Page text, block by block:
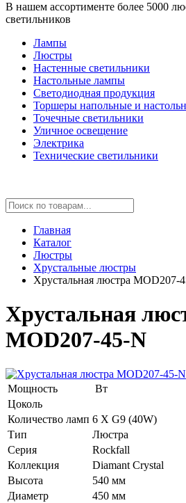
В нашем ассортименте более 5000
светильников
Лампы
Люстры
Настенные светильники
Настольные лампы
Светодиодная продукция
Торшеры напольные и
Точечные светильники
Уличное освещение
Электрика
Технические светильники
Главная
Каталог
Люстры
Хрустальные люстры
Хрустальная люстра MOD207-
Хрустальная
MOD207-45-N
Мощность
Вт
Цоколь
Количество ламп 6 Х G9 (40W)
Тип
Люстра
Серия
Rockfall
Коллекция
Diamant Crystal
Высота
540 мм
Диаметр
450 мм